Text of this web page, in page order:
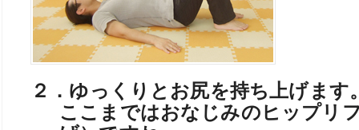
２．ゆっくりとお尻を持ち上げます
ここまではおなじみのヒップリ